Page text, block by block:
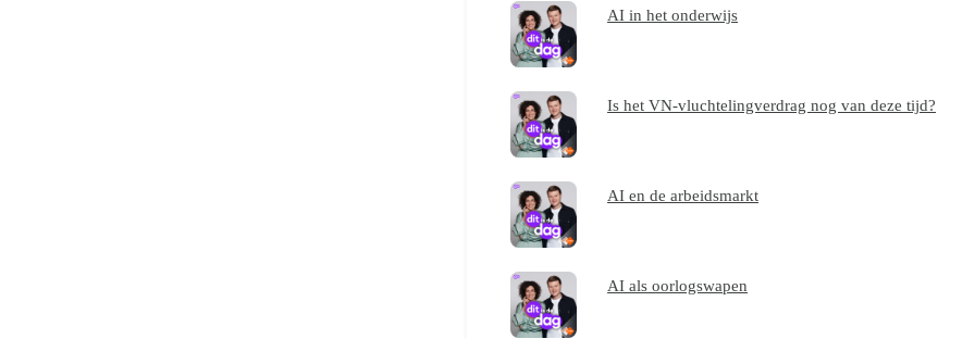
AI in het onderwijs
Is het VN-vluchtelingverdrag nog van deze tijd?
AI en de arbeidsmarkt
AI als oorlogswapen